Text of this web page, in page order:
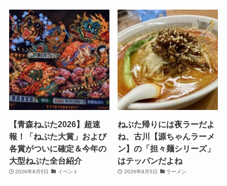
【青森ねぶた2026】超速
報！「ねぶた大賞」および
各賞がついに確定＆今年の
大型ねぶた全台紹介
2026年8月5日 イベント
ねぶた帰りには夜ラーだよ
ね、古川【源ちゃんラーメ
ン】の「担々麺シリーズ」
はテッパンだよね
2026年8月5日 ラーメン